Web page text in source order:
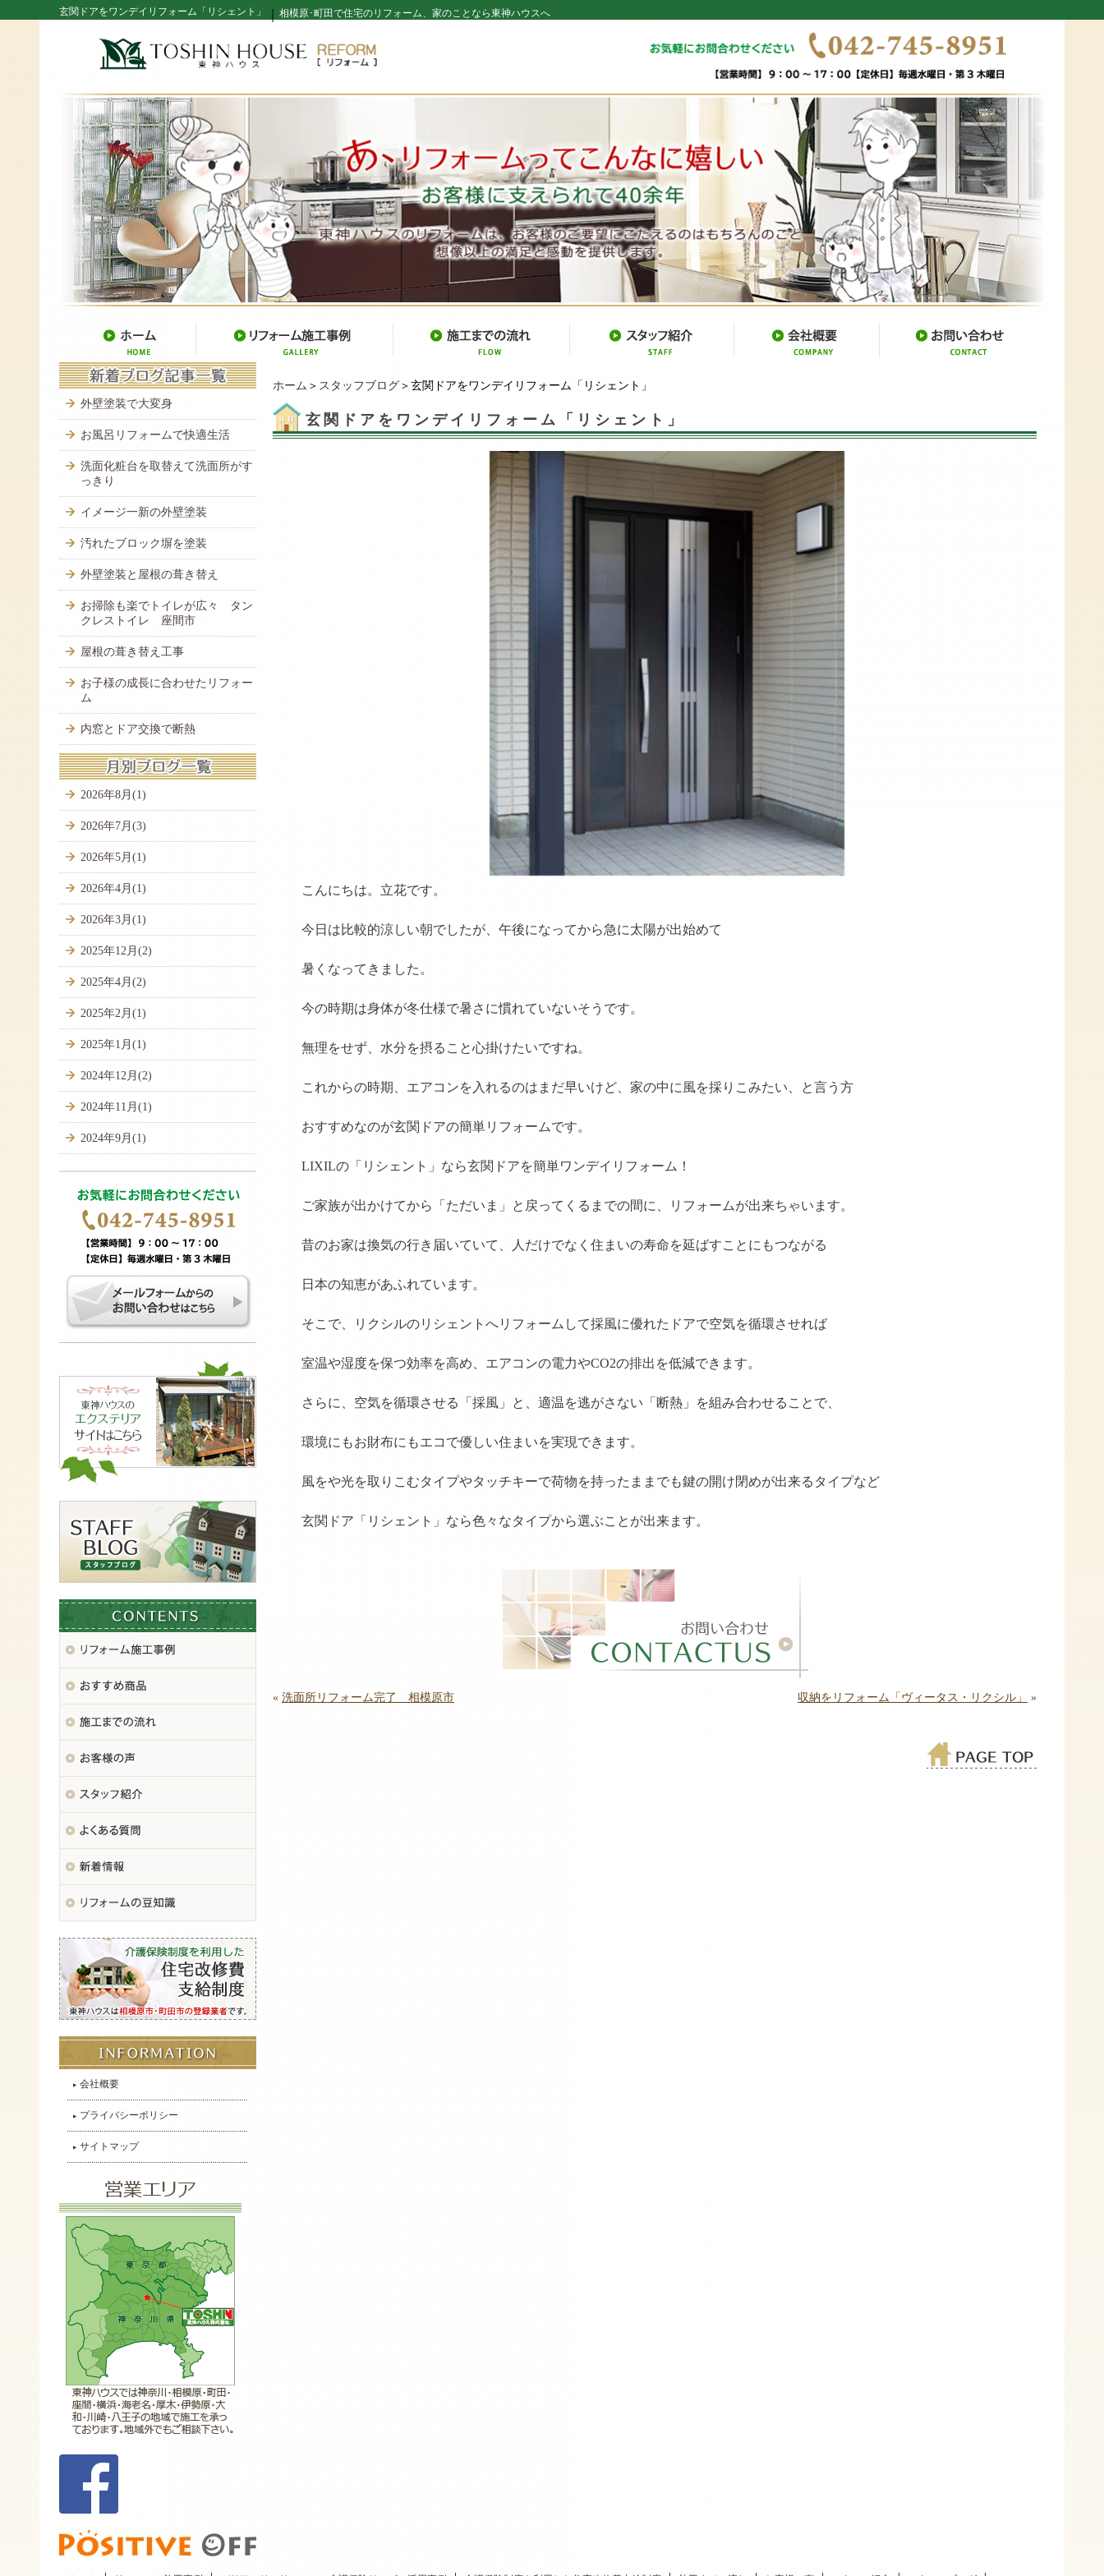
玄関ドアをワンデイリフォーム「リシェント」 相模原･町田で住宅のリフォーム、家のことなら東神ハウスへ
ホーム ＞ スタッフブログ ＞玄関ドアをワンデイリフォーム「リシェント」
玄関ドアをワンデイリフォーム「リシェント」
こんにちは。立花です。
今日は比較的涼しい朝でしたが、午後になってから急に太陽が出始めて
暑くなってきました。
今の時期は身体が冬仕様で暑さに慣れていないそうです。
無理をせず、水分を摂ること心掛けたいですね。
これからの時期、エアコンを入れるのはまだ早いけど、家の中に風を採りこみたい、と言う方
おすすめなのが玄関ドアの簡単リフォームです。
LIXILの「リシェント」なら玄関ドアを簡単ワンデイリフォーム！
ご家族が出かけてから「ただいま」と戻ってくるまでの間に、リフォームが出来ちゃいます。
昔のお家は換気の行き届いていて、人だけでなく住まいの寿命を延ばすことにもつながる
日本の知恵があふれています。
そこで、リクシルのリシェントへリフォームして採風に優れたドアで空気を循環させれば
室温や湿度を保つ効率を高め、エアコンの電力やCO2の排出を低減できます。
さらに、空気を循環させる「採風」と、適温を逃がさない「断熱」を組み合わせることで、
環境にもお財布にもエコで優しい住まいを実現できます。
風をや光を取りこむタイプやタッチキーで荷物を持ったままでも鍵の開け閉めが出来るタイプなど
玄関ドア「リシェント」なら色々なタイプから選ぶことが出来ます。
« 洗面所リフォーム完了 相模原市 収納をリフォーム「ヴィータス・リクシル」 »
外壁塗装で大変身
お風呂リフォームで快適生活
洗面化粧台を取替えて洗面所がす
っきり
イメージ一新の外壁塗装
汚れたブロック塀を塗装
外壁塗装と屋根の葺き替え
お掃除も楽でトイレが広々 タン
クレストイレ 座間市
屋根の葺き替え工事
お子様の成長に合わせたリフォー
ム
内窓とドア交換で断熱
2026年8月(1)
2026年7月(3)
2026年5月(1)
2026年4月(1)
2026年3月(1)
2025年12月(2)
2025年4月(2)
2025年2月(1)
2025年1月(1)
2024年12月(2)
2024年11月(1)
2024年9月(1)
会社概要
プライバシーポリシー
サイトマップ